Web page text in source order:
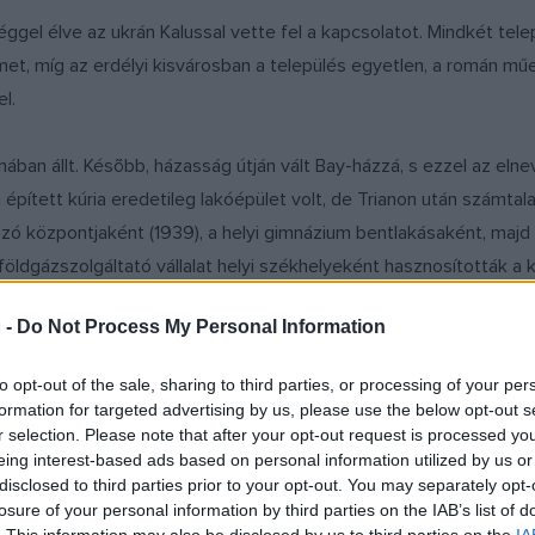
- Do Not Process My Personal Information
opt-out of the sale, sharing to third parties, or processing of your
for targeted advertising by us, please use the below opt-out
selection. Please note that after your opt-out request is processed
interest-based ads based on personal information utilized by us
to third parties prior to your opt-out. You may separately
of your personal information by third parties on the IAB’s list of
élve az ukrán Kalussal vette fel a kapcsolatot. Mindkét
míg az erdélyi kisvárosban a település egyetlen, a román
állt. Késõbb, házasság útján vált Bay-házzá, s ezzel az
kúria eredetileg lakóépület volt, de Trianon után
központjaként (1939), a helyi gimnázium bentlakásaként,
vállalat helyi székhelyeként hasznosították a
a történelmi jelentőségű műemlékek megújításán túl
megismerhetik egymást. A szinérváraljai megnyitóhoz a
A Szatmárnémeti és Nagybánya közötti kisváros
megújult kastélyt, de a gyönyörű épület szinte kínálja magát